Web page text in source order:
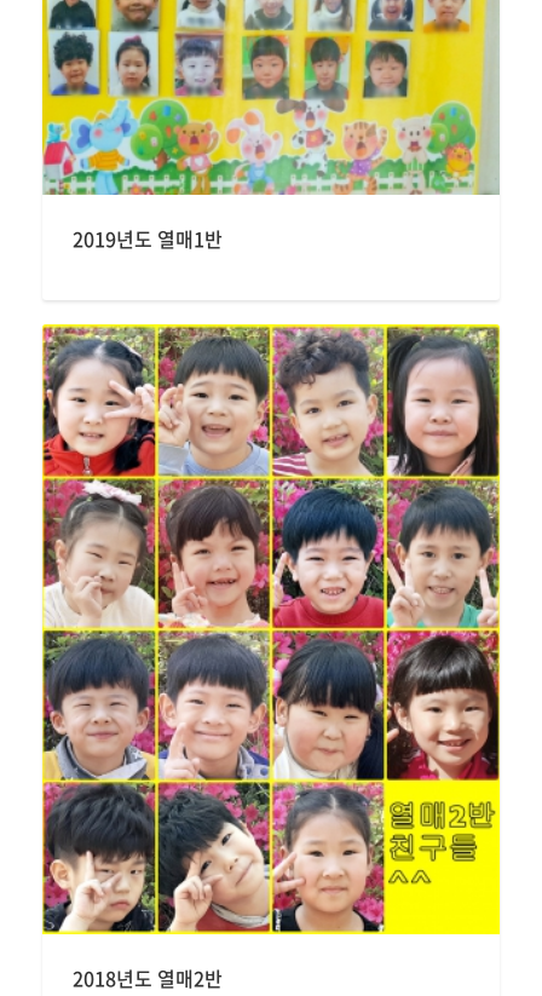
2019년도 열매1반
2018년도 열매2반